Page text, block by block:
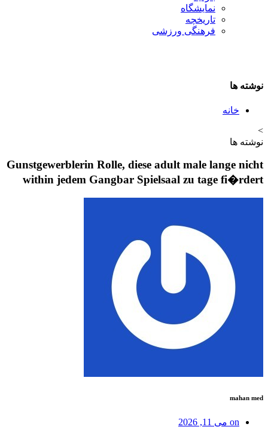
نمایشگاه
تاريخچه
فرهنگی ورزشی
نوشته ها
خانه
>
نوشته ها
Gunstgewerblerin Rolle, diese adult male lange nicht
within jedem Gangbar Spielsaal zu tage fi�rdert
mahan med
on می 11, 2026